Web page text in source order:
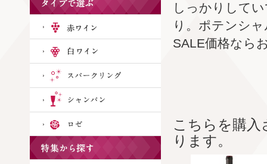
しっかりして
り。ポテンシ
SALE価格なら
こちらを購
ります。